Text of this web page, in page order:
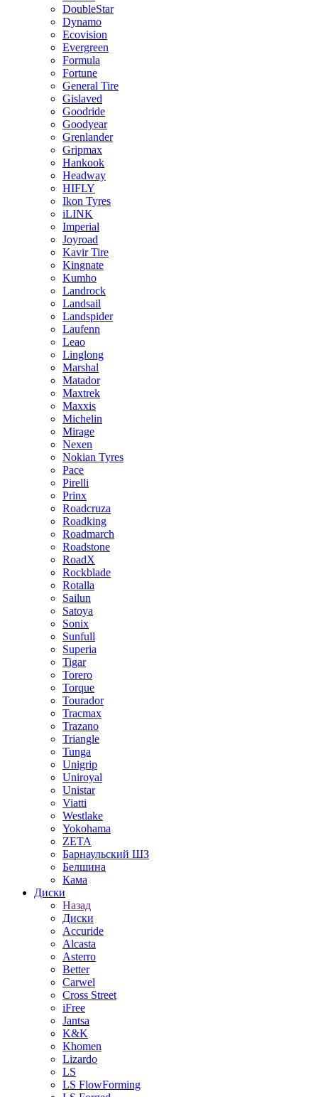
DoubleStar
Dynamo
Ecovision
Evergreen
Formula
Fortune
General Tire
Gislaved
Goodride
Goodyear
Grenlander
Gripmax
Hankook
Headway
HIFLY
Ikon Tyres
iLINK
Imperial
Joyroad
Kavir Tire
Kingnate
Kumho
Landrock
Landsail
Landspider
Laufenn
Leao
Linglong
Marshal
Matador
Maxtrek
Maxxis
Michelin
Mirage
Nexen
Nokian Tyres
Pace
Pirelli
Prinx
Roadcruza
Roadking
Roadmarch
Roadstone
RoadX
Rockblade
Rotalla
Sailun
Satoya
Sonix
Sunfull
Superia
Tigar
Torero
Torque
Tourador
Tracmax
Trazano
Triangle
Tunga
Unigrip
Uniroyal
Unistar
Viatti
Westlake
Yokohama
ZETA
Барнаульский ШЗ
Белшина
Кама
Диски
Назад
Диски
Accuride
Alcasta
Asterro
Better
Carwel
Cross Street
iFree
Jantsa
K&K
Khomen
Lizardo
LS
LS FlowForming